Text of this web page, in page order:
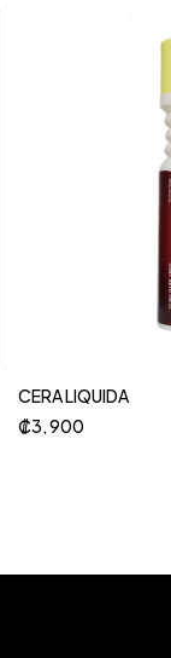
CERA LIQUIDA
₡3, 900